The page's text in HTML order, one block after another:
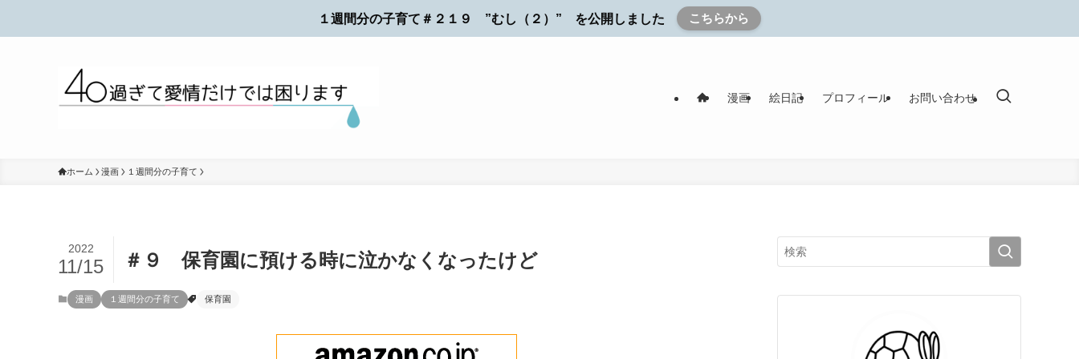
１週間分の子育て＃２１９ ”むし（２）” を公開しました こちらから
漫画 絵日記 プロフィール お問い合わせ
ホーム 漫画 １週間分の子育て
＃９ 保育園に預ける時に泣かなくなったけど
2022
11/15
漫画 １週間分の子育て 保育園